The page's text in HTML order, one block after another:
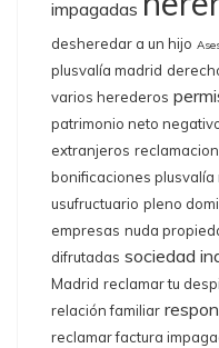
impagadas
desheredar a un hijo
plusvalía madrid
varios herederos
patrimonio neto
extranjeros
bonificaciones plusvalía
usufructuario pleno
empresas nuda
difrutadas sociedad
Madrid reclamar tu
relación familiar
reclamar factura